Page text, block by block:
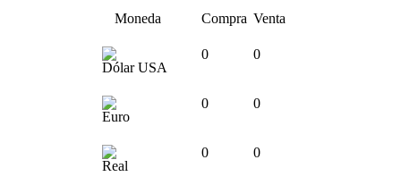
Moneda Compra Venta
Dólar USA
0 0
Euro
0 0
Real
0 0